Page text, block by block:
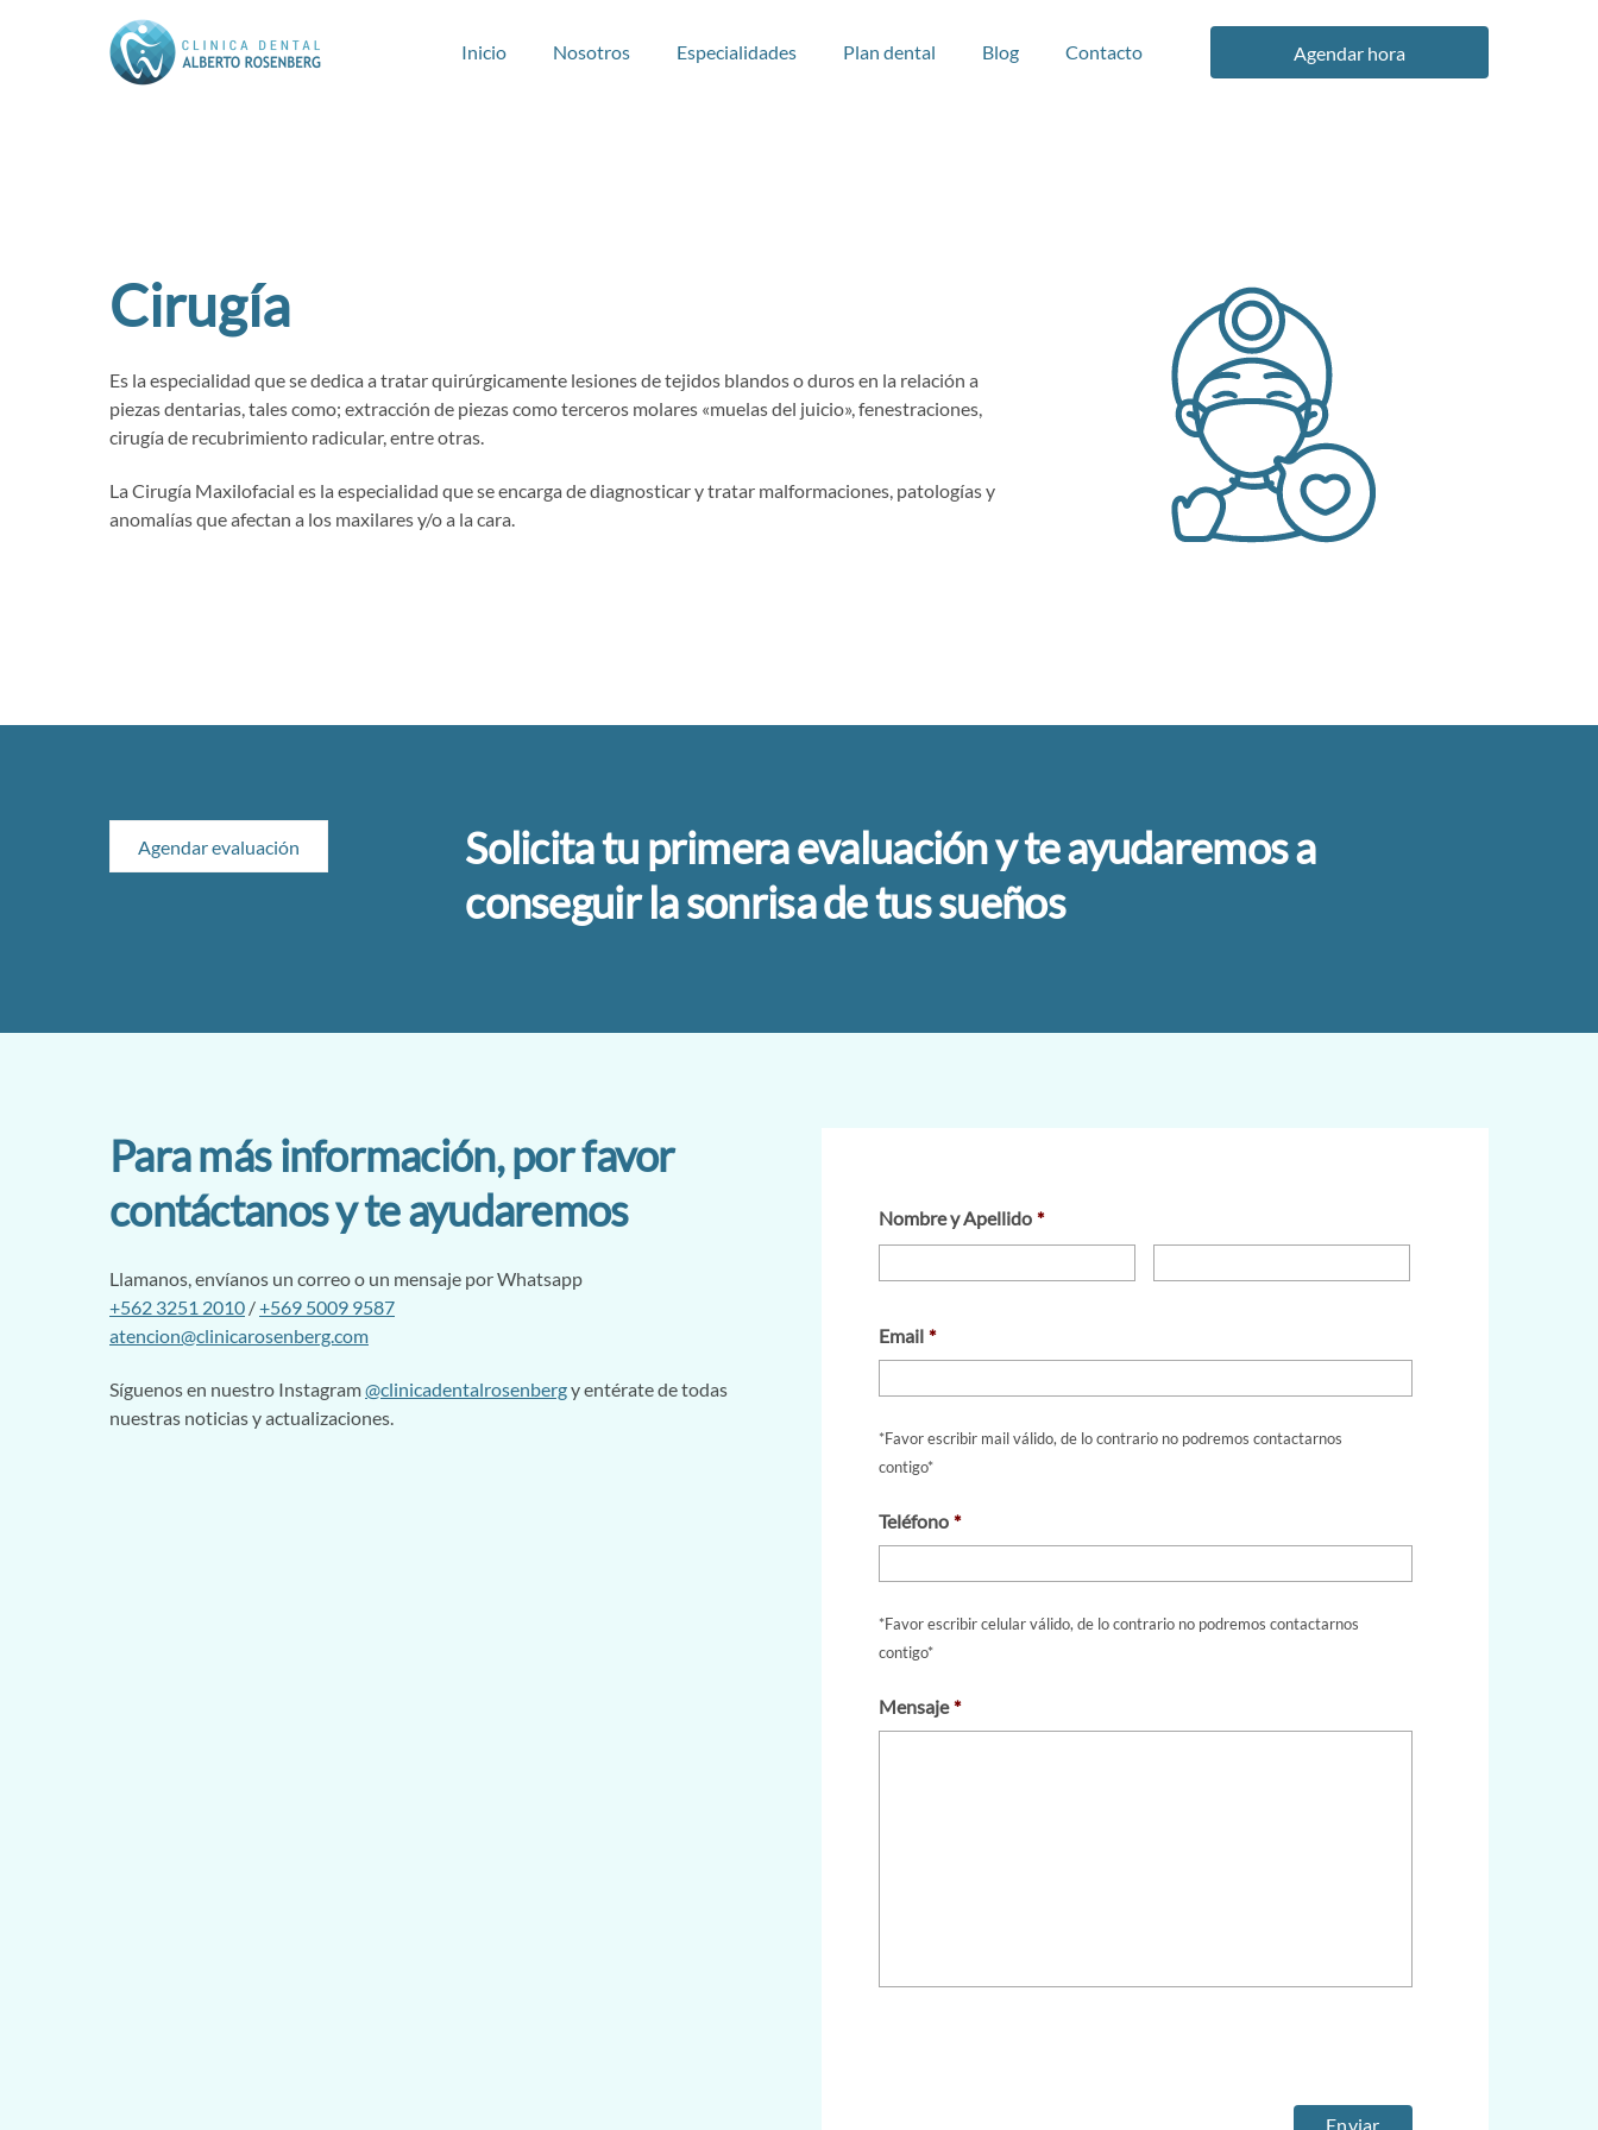
Inicio Nosotros Especialidades Plan dental Blog Contacto Agendar hora
Cirugía
Es la especialidad que se dedica a tratar quirúrgicamente lesiones de tejidos blandos o duros en la relación a
piezas dentarias, tales como; extracción de piezas como terceros molares «muelas del juicio», fenestraciones,
cirugía de recubrimiento radicular, entre otras.
La Cirugía Maxilofacial es la especialidad que se encarga de diagnosticar y tratar malformaciones, patologías y
anomalías que afectan a los maxilares y/o a la cara.
Agendar evaluación
Solicita tu primera evaluación y te ayudaremos a
conseguir la sonrisa de tus sueños
Para más información, por favor
contáctanos y te ayudaremos
Llamanos, envíanos un correo o un mensaje por Whatsapp
+562 3251 2010 /+569 5009 9587
atencion@clinicarosenberg.com
Síguenos en nuestro Instagram@clinicadentalrosenbergy entérate de todas
nuestras noticias y actualizaciones.
Nombre y Apellido *
Email *
*Favor escribir mail válido, de lo contrario no podremos contactarnos
contigo*
Teléfono *
*Favor escribir celular válido, de lo contrario no podremos contactarnos
contigo*
Mensaje *